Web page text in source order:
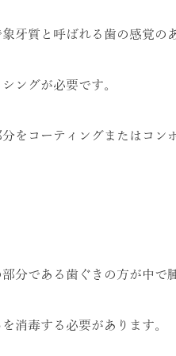
牙質と呼ばれる歯の感覚の
ングが必要です。
をコーティングまたはコン
分である歯ぐきの方が中で
消毒する必要があります。